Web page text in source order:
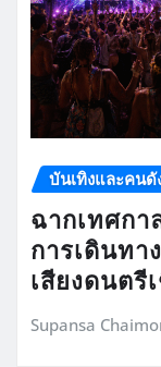
บันเทิงและคนดั
ฉากเทศกา
การเดินทา
เสียงดนตรี
Supansa